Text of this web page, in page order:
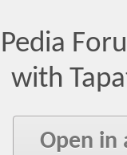
with
Open in